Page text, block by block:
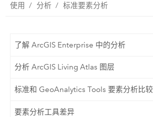
使用 分析 标准要素分析
了解 ArcGIS Enterprise 中的分析
分析 ArcGIS Living Atlas 图层
标准和 GeoAnalytics Tools 要素分析比较
要素分析工具差异